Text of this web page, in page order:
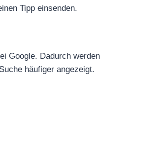
Tipp einsenden.
Google. Dadurch werden
häufiger angezeigt.